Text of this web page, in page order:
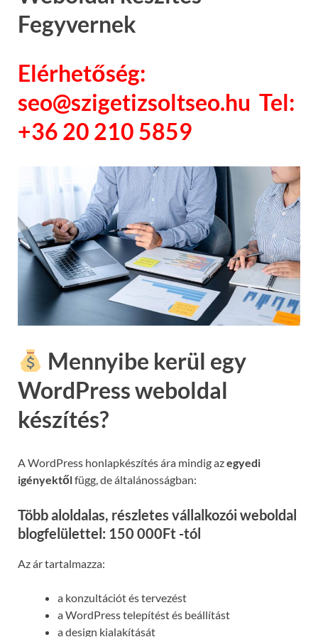
Fegyvernek
Elérhetőség:
seo@szigetizsoltseo.hu Tel:
+36 20 210 5859
Mennyibe kerül egy
WordPress weboldal
készítés?
A WordPress honlapkészítés ára mindig azegyedi
igényektőlfügg, de általánosságban:
Több aloldalas, részletes vállalkozói weboldal
blogfelülettel: 150 000Ft -tól
Az ár tartalmazza:
a konzultációt és tervezést
a WordPress telepítést és beállítást
a design kialakítását